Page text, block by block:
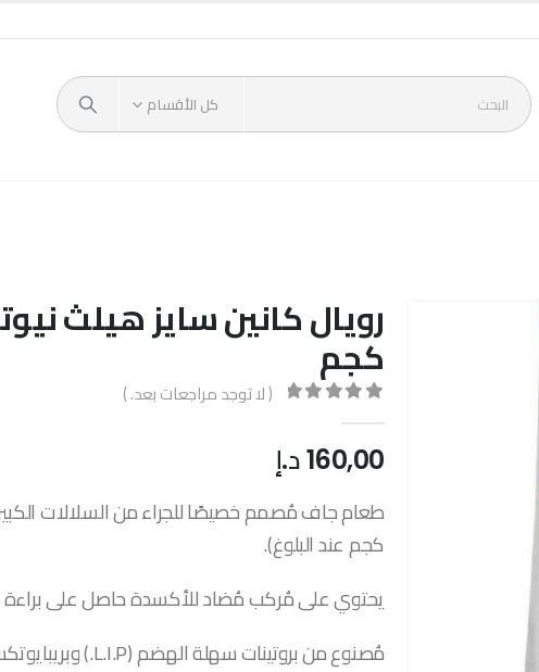
كل الأقسام
كجم
( لا توجد مراجعات بعد. )
160,00د.إ
كجم عند البلوغ).
يحتوي على مُركب مُضاد للأكسدة حاصل على براءة
مُصنوع من بروتينات سهلة الهضم (L.I.P.) وبريبايوتكس (FOS) لهضم صحي.